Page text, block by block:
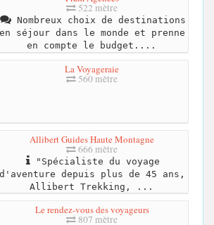
522 mètre
Nombreux choix de destinations
en séjour dans le monde et prenne
en compte le budget....
La Voyageraie
560 mètre
Allibert Guides Haute Montagne
666 mètre
"Spécialiste du voyage
d'aventure depuis plus de 45 ans,
Allibert Trekking, ...
Le rendez-vous des voyageurs
807 mètre